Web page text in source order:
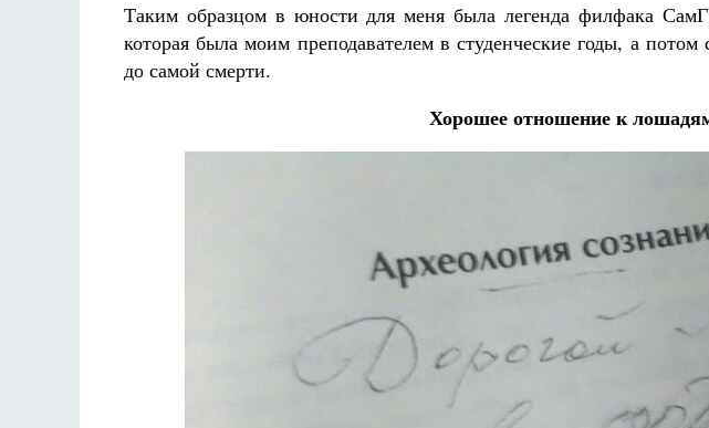
Таким образцом в юности для меня была легенда филфака
которая была моим преподавателем в студенческие годы, а
до самой смерти.
Хорошее отношение к